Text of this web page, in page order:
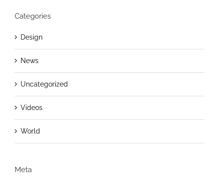
Categories
Design
News
Uncategorized
Videos
World
Meta